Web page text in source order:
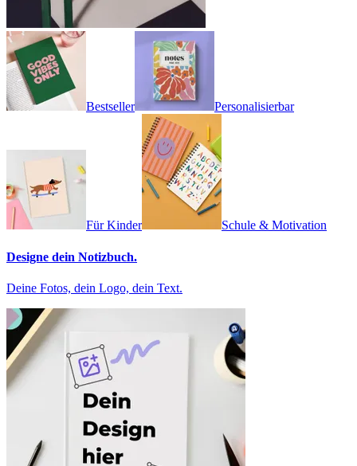
Bestseller Personalisierbar
Für Kinder Schule & Motivation
Designe dein Notizbuch.
Deine Fotos, dein Logo, dein Text.